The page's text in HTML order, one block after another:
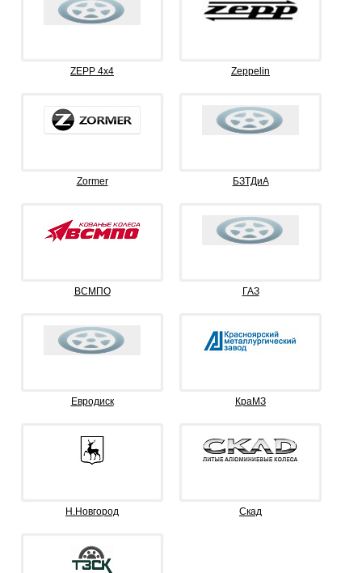
ZEPP 4х4 Zeppelin
Zormer БЗТДиА
ВСМПО ГАЗ
Евродиск КраМЗ
Н.Новгород Скад